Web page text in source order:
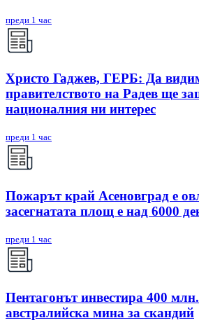
преди 1 час
Христо Гаджев, ГЕРБ: Да
правителството на Радев ще
националния ни интерес
преди 1 час
Пожарът край Асеновград е
засегнатата площ е над 6000
преди 1 час
Пентагонът инвестира 400
австралийска мина за скандий